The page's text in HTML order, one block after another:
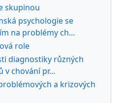
skupinou
psychologie se
na problémy ch...
role
diagnostiky různých
v chování pr...
a krizových